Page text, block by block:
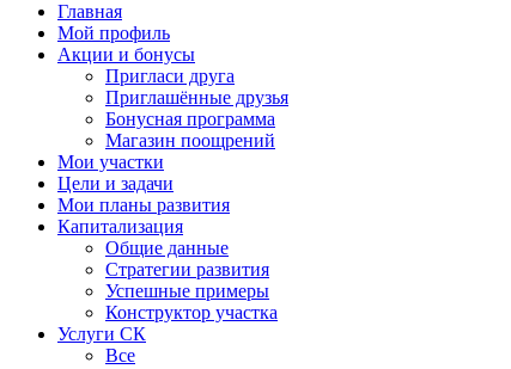
Главная
Мой профиль
Акции и бонусы
Пригласи друга
Приглашённые друзья
Бонусная программа
Магазин поощрений
Мои участки
Цели и задачи
Мои планы развития
Капитализация
Общие данные
Стратегии развития
Успешные примеры
Конструктор участка
Услуги СК
Все